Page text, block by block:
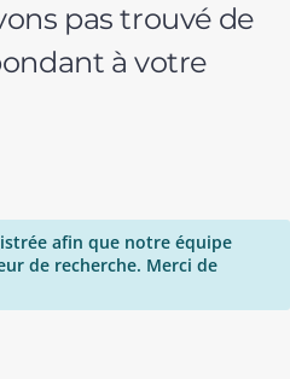
pas trouvé de
à votre
afin que notre équipe
de recherche. Merci de